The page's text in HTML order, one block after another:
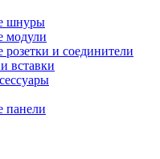
шнуры
модули
и соединители
вставки
панели